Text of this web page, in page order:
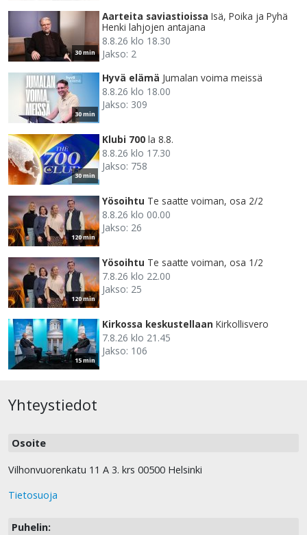
30 min
Aarteita saviastioissa Isä, Poika ja Pyhä
Henki lahjojen antajana
8.8.26 klo 18.30
Jakso: 2
30 min
Hyvä elämä Jumalan voima meissä
8.8.26 klo 18.00
Jakso: 309
30 min
Klubi 700 la 8.8.
8.8.26 klo 17.30
Jakso: 758
120 min
Yösoihtu Te saatte voiman, osa 2/2
8.8.26 klo 00.00
Jakso: 26
120 min
Yösoihtu Te saatte voiman, osa 1/2
7.8.26 klo 22.00
Jakso: 25
15 min
Kirkossa keskustellaan Kirkollisvero
7.8.26 klo 21.45
Jakso: 106
Yhteystiedot
Osoite
Vilhonvuorenkatu 11 A 3. krs 00500 Helsinki
Tietosuoja
Puhelin: